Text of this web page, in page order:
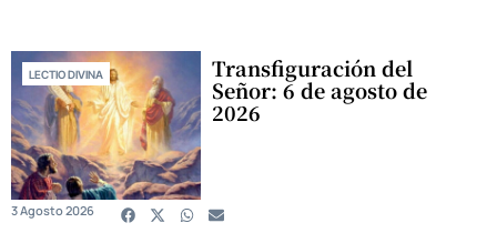
LECTIO DIVINA Transfiguración del
Señor: 6 de agosto de
2026
3 Agosto 2026